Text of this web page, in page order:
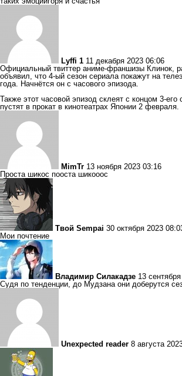
Lyffi 1 11 декабря 2023 06:06
Официальный твиттер аниме-франшизы Клинок,
объявил, что 4-ый сезон сериала покажут на
года. Начнётся он с часового эпизода.
Также этот часовой эпизод склеят с концом 3-его
пустят в прокат в кинотеатрах Японии 2 февраля.
MimTr 13 ноября 2023 03:16
Проста шикос пооста шикооос
Твой Sempai 30 октября 2023
Мои почтение
Владимир Силакадзе 13
Судя по тенденции, до Мудзана они доберутся
Unexpected reader 8 августа